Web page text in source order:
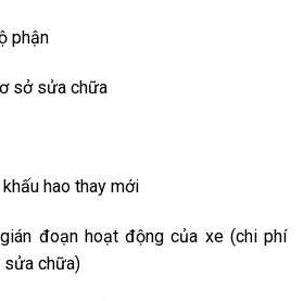
phận
sở sửa chữa
hao thay mới
đoạn hoạt động của xe (chi phí
sửa chữa)